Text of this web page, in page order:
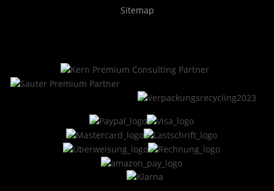
Sitemap